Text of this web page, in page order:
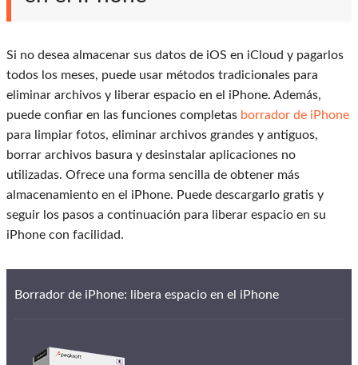
Si no desea almacenar sus datos de iOS en iCloud y pagarlos
todos los meses, puede usar métodos tradicionales para
eliminar archivos y liberar espacio en el iPhone. Además,
puede confiar en las funciones completas borrador de iPhone
para limpiar fotos, eliminar archivos grandes y antiguos,
borrar archivos basura y desinstalar aplicaciones no
utilizadas. Ofrece una forma sencilla de obtener más
almacenamiento en el iPhone. Puede descargarlo gratis y
seguir los pasos a continuación para liberar espacio en su
iPhone con facilidad.
Borrador de iPhone: libera espacio en el iPhone